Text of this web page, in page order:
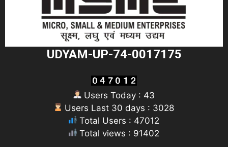
UDYAM-UP-74-0017175
Users Today : 43
Users Last 30 days : 3028
Total Users : 47012
Total views : 91402